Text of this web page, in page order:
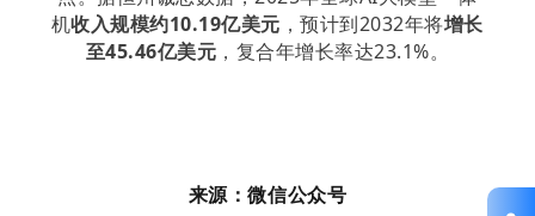
机收入规模约10.19亿美元 ，预计到2032年将增长
至45.46亿美元 ，复合年增长率达23.1%。
来源：微信公众号